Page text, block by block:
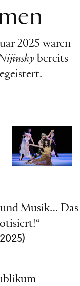
2025 waren
bereits
und Musik… Das